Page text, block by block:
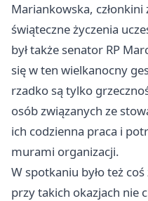
Mariankowska,
świąteczne życzenia
był także senator RP
się w ten wielkanocny
rzadko są tylko
osób związanych ze
ich codzienna praca i
murami organizacji.
W spotkaniu było też
przy takich okazjach nie